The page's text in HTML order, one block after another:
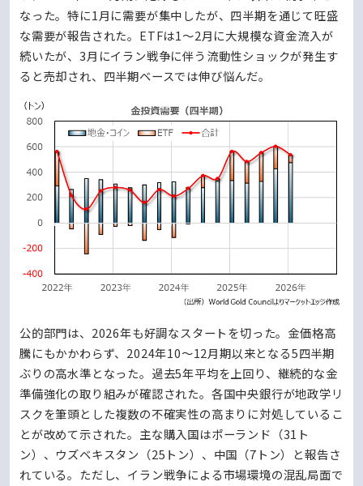
なった。特に1月に需要が集中したが、四半期を通じて旺盛
な需要が報告された。ETFは1～2月に大規模な資金流入が
続いたが、3月にイラン戦争に伴う流動性ショックが発生す
ると売却され、四半期ベースでは伸び悩んだ。
公的部門は、2026年も好調なスタートを切った。金価格高
騰にもかかわらず、2024年10～12月期以来となる5四半期
ぶりの高水準となった。過去5年平均を上回り、継続的な金
準備強化の取り組みが確認された。各国中央銀行が地政学リ
スクを筆頭とした複数の不確実性の高まりに対処しているこ
とが改めて示された。主な購入国はポーランド（31ト
ン）、ウズベキスタン（25トン）、中国（7トン）と報告さ
れている。ただし、イラン戦争による市場環境の混乱局面で